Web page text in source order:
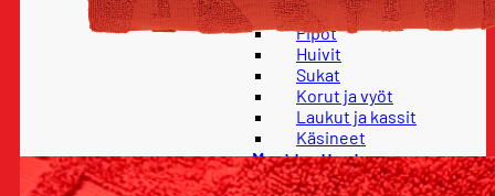
Lippikset
Pipot
Huivit
Sukat
Korut ja vyöt
Laukut ja kassit
Käsineet
Muut tuotteet
Lasit, mukit ja pullot